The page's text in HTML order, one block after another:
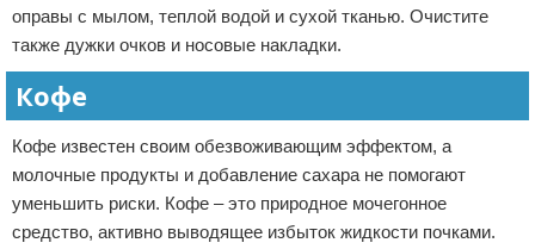
оправы с мылом, теплой водой и сухой тканью. Очистите
также дужки очков и носовые накладки.
Кофе
Кофе известен своим обезвоживающим эффектом, а
молочные продукты и добавление сахара не помогают
уменьшить риски. Кофе – это природное мочегонное
средство, активно выводящее избыток жидкости почками.